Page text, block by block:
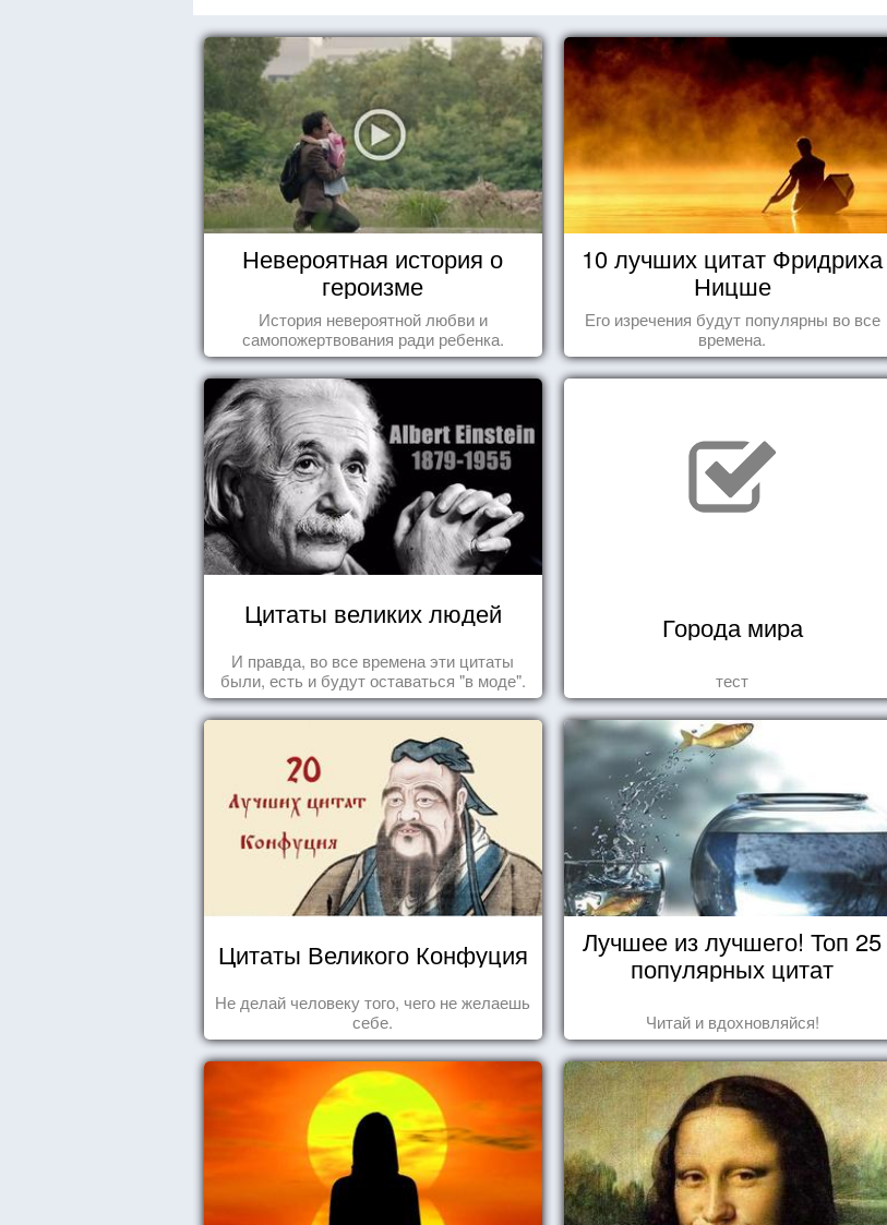
Невероятная история о
героизме
История невероятной любви и
самопожертвования ради ребенка.
10 лучших цитат Фридриха
Ницше
Его изречения будут популярны во все
времена.
Цитаты великих людей
И правда, во все времена эти цитаты
были, есть и будут оставаться "в моде".
Города мира
тест
Цитаты Великого Конфуция
Не делай человеку того, чего не желаешь
себе.
Лучшее из лучшего! Топ 25
популярных цитат
Читай и вдохновляйся!